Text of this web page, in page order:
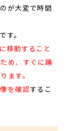
が大変で時間
す。
移動すること
め、すぐに踊
ます。
を確認するこ